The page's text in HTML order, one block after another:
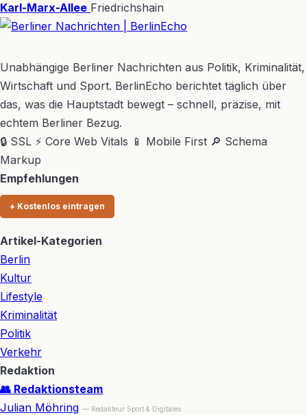
Karl-Marx-Allee Friedrichshain
Unabhängige Berliner Nachrichten aus Politik, Kriminalität,
Wirtschaft und Sport. BerlinEcho berichtet täglich über
das, was die Hauptstadt bewegt – schnell, präzise, mit
echtem Berliner Bezug.
🔒 SSL ⚡ Core Web Vitals 📱 Mobile First 🔎 Schema
Markup
Empfehlungen
+ Kostenlos eintragen
Artikel-Kategorien
Berlin
Kultur
Lifestyle
Kriminalität
Politik
Verkehr
Redaktion
👥 Redaktionsteam
Julian Möhring — Redakteur Sport & Digitales